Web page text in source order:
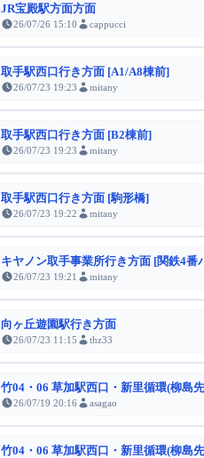
JR宝殿駅方面方面
26/07/26 15:10 cappucci
取手駅西口行き方面 [A1/A8棟前]
26/07/23 19:23 mitany
取手駅西口行き方面 [B2棟前]
26/07/23 19:23 mitany
取手駅西口行き方面 [駒形橋]
26/07/23 19:22 mitany
キヤノン取手事業所行き方面 [関鉄4番
26/07/23 19:21 mitany
向ヶ丘遊園駅行き方面
26/07/23 11:15 thz33
竹04・06 草加駅西口・新里循環(柳島
26/07/19 20:16 asagao
竹04・06 草加駅西口・新里循環(柳島